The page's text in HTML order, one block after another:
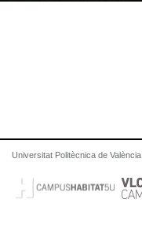
Universitat Politècnica de València